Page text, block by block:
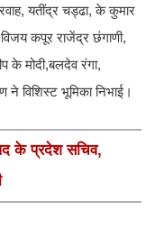
यतींद्र चड्ढा, के कुमार
कपूर राजेंद्र छंगाणी,
के मोदी,बलदेव रंगा,
ने विशिस्ट भूमिका निभाई।
के प्रदेश सचिव,